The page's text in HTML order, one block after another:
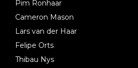
Pim Ronhaar
Cameron Mason
Lars van der Haar
Felipe Orts
Thibau Nys